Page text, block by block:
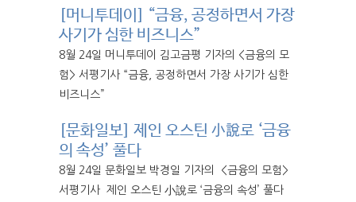
[머니투데이] “금융, 공정하면서 가장
사기가 심한 비즈니스”
8월 24일 머니투데이 김고금평 기자의 <금융의 모
험> 서평기사 “금융, 공정하면서 가장 사기가 심한
비즈니스”
[문화일보] 제인 오스틴 小說로 ‘금융
의 속성’ 풀다
8월 24일 문화일보 박경일 기자의 <금융의 모험>
서평기사 제인 오스틴 小說로 ‘금융의 속성’ 풀다